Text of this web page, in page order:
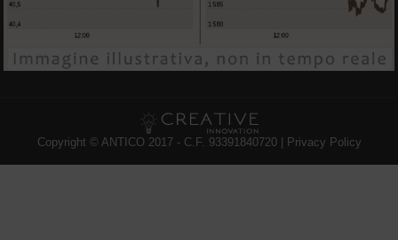
Copyright © ANTICO 2017 - C.F. 93391840720 | Privacy Policy